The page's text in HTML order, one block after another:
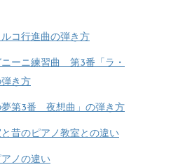
コ行進曲の弾き方
ーニ練習曲 第3番「ラ・
き方
夢第3番 夜想曲」の弾き方
昔のピアノ教室との違い
ノの違い